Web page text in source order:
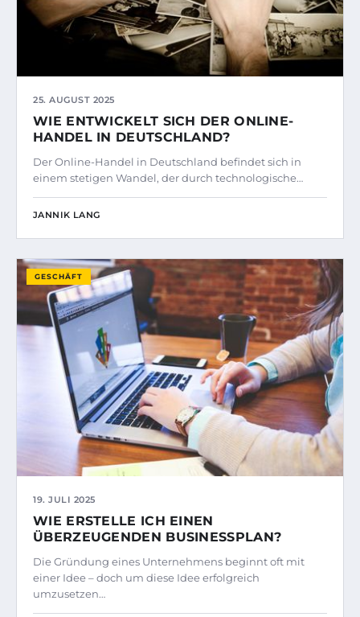
25. AUGUST 2025
WIE ENTWICKELT SICH DER ONLINE-
HANDEL IN DEUTSCHLAND?
Der Online-Handel in Deutschland befindet sich in
einem stetigen Wandel, der durch technologische…
JANNIK LANG
GESCHÄFT
19. JULI 2025
WIE ERSTELLE ICH EINEN
ÜBERZEUGENDEN BUSINESSPLAN?
Die Gründung eines Unternehmens beginnt oft mit
einer Idee – doch um diese Idee erfolgreich
umzusetzen…